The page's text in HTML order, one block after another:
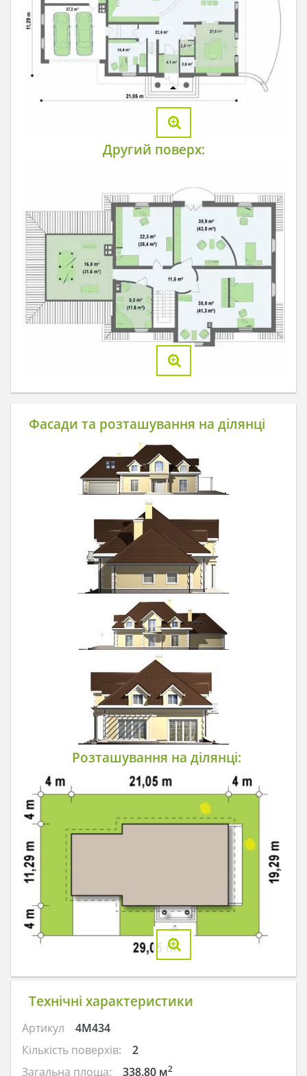
Другий поверх:
Фасади та розташування на ділянці
Розташування на ділянці:
Технічні характеристики
Артикул
4M434
Кількість поверхів:
2
Загальна площа:
338.80 м2